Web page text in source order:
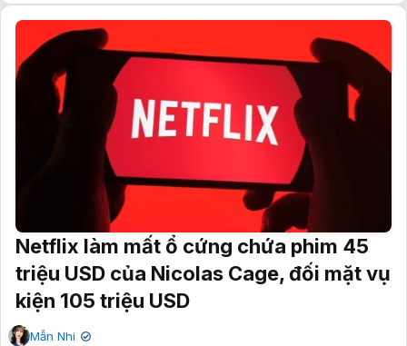
Netflix làm mất ổ cứng chứa phim 45
triệu USD của Nicolas Cage, đối mặt vụ
kiện 105 triệu USD
Mẫn Nhi ✔